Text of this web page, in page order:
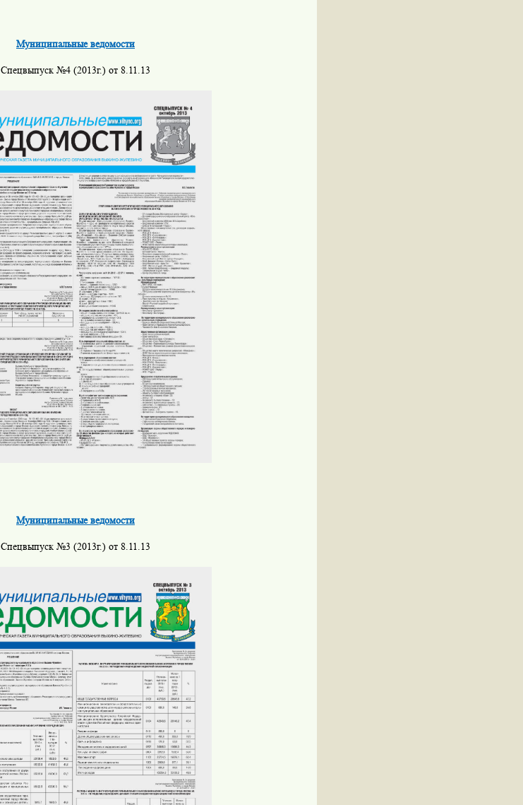
Муниципальные ведомости
Спецвыпуск №4 (2013г.) от 8.11.13
Муниципальные ведомости
Спецвыпуск №3 (2013г.) от 8.11.13